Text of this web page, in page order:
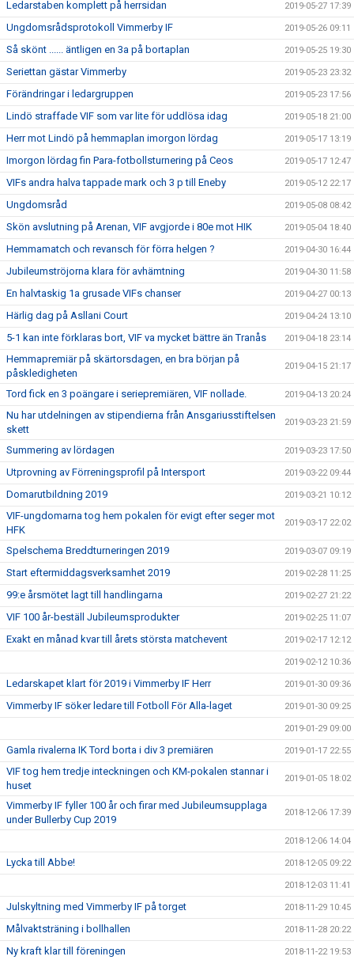
Ledarstaben komplett på herrsidan 2019-05-27 17:39
Ungdomsrådsprotokoll Vimmerby IF 2019-05-26 09:11
Så skönt ...... äntligen en 3a på bortaplan 2019-05-25 19:30
Seriettan gästar Vimmerby 2019-05-23 23:32
Förändringar i ledargruppen 2019-05-23 17:56
Lindö straffade VIF som var lite för uddlösa idag 2019-05-18 21:00
Herr mot Lindö på hemmaplan imorgon lördag 2019-05-17 13:19
Imorgon lördag fin Para-fotbollsturnering på Ceos 2019-05-17 12:47
VIFs andra halva tappade mark och 3 p till Eneby 2019-05-12 22:17
Ungdomsråd 2019-05-08 08:42
Skön avslutning på Arenan, VIF avgjorde i 80e mot HIK 2019-05-04 18:40
Hemmamatch och revansch för förra helgen ? 2019-04-30 16:44
Jubileumströjorna klara för avhämtning 2019-04-30 11:58
En halvtaskig 1a grusade VIFs chanser 2019-04-27 00:13
Härlig dag på Asllani Court 2019-04-24 13:10
5-1 kan inte förklaras bort, VIF va mycket bättre än Tranås 2019-04-18 23:14
Hemmapremiär på skärtorsdagen, en bra början på
påskledigheten
2019-04-15 21:17
Tord fick en 3 poängare i seriepremiären, VIF nollade. 2019-04-13 20:24
Nu har utdelningen av stipendierna från Ansgariusstiftelsen
skett
2019-03-23 21:59
Summering av lördagen 2019-03-23 17:50
Utprovning av Förreningsprofil på Intersport 2019-03-22 09:44
Domarutbildning 2019 2019-03-21 10:12
VIF-ungdomarna tog hem pokalen för evigt efter seger mot
HFK
2019-03-17 22:02
Spelschema Breddturneringen 2019 2019-03-07 09:19
Start eftermiddagsverksamhet 2019 2019-02-28 11:25
99:e årsmötet lagt till handlingarna 2019-02-27 21:22
VIF 100 år-beställ Jubileumsprodukter 2019-02-25 11:07
Exakt en månad kvar till årets största matchevent 2019-02-17 12:12
2019-02-12 10:36
Ledarskapet klart för 2019 i Vimmerby IF Herr 2019-01-30 09:36
Vimmerby IF söker ledare till Fotboll För Alla-laget 2019-01-30 09:25
2019-01-29 09:00
Gamla rivalerna IK Tord borta i div 3 premiären 2019-01-17 22:55
VIF tog hem tredje inteckningen och KM-pokalen stannar i
huset
2019-01-05 18:02
Vimmerby IF fyller 100 år och firar med Jubileumsupplaga
under Bullerby Cup 2019
2018-12-06 17:39
2018-12-06 14:04
Lycka till Abbe! 2018-12-05 09:22
2018-12-03 11:41
Julskyltning med Vimmerby IF på torget 2018-11-29 10:45
Målvaktsträning i bollhallen 2018-11-28 20:22
Ny kraft klar till föreningen 2018-11-22 19:53